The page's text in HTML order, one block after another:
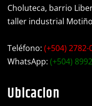
Choluteca, barrio
taller industrial
Teléfono: (+504) 2782-
WhatsApp: (+504)
Ubicacion